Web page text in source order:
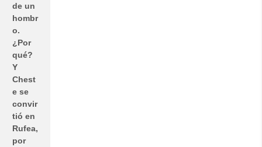
de un
hombr
o.
¿Por
qué?
Y
Chest
e se
convir
tió en
Rufea,
por